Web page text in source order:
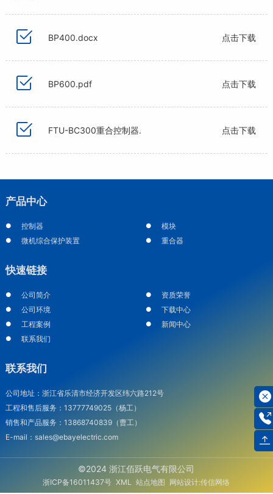
BP400.docx 点击下载
BP600.pdf 点击下载
FTU-BC300重合控制器. 点击下载
产品中心
控制器
模块
微机综合保护装置
重合器
快速链接
公司简介
资质荣誉
公司环境
下载中心
工程案例
新闻中心
联系我们
联系我们
公司地址：浙江省乐清市经济开发区纬六路212号
工程和售后服务：13777749025（杨工）
销售和产品服务：13868740839（曹工）
E-mail：sales@ebayelectric.com
©2024 浙江佰跃电气有限公司
浙ICP备16011437号 XML 站点地图 网站设计:传信网络